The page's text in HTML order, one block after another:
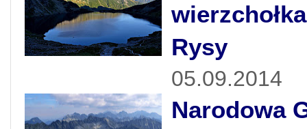
Rysy
05.09.2014
Narodowa